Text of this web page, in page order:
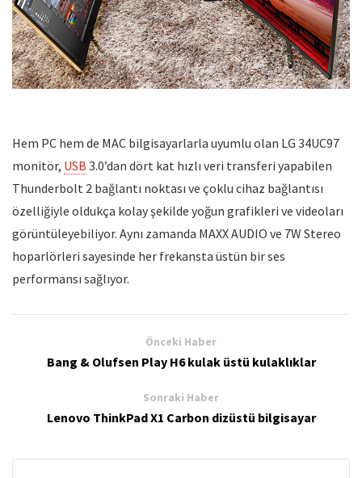
Hem PC hem de MAC bilgisayarlarla uyumlu olan LG 34UC97
monitör, USB 3.0’dan dört kat hızlı veri transferi yapabilen
Thunderbolt 2 bağlantı noktası ve çoklu cihaz bağlantısı
özelliğiyle oldukça kolay şekilde yoğun grafikleri ve videoları
görüntüleyebiliyor. Aynı zamanda MAXX AUDIO ve 7W Stereo
hoparlörleri sayesinde her frekansta üstün bir ses
performansı sağlıyor.
Önceki Haber
Bang & Olufsen Play H6 kulak üstü kulaklıklar
Sonraki Haber
Lenovo ThinkPad X1 Carbon dizüstü bilgisayar